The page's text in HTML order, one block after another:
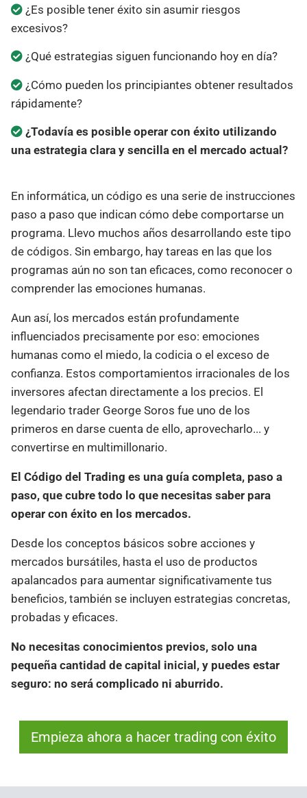
¿Es posible tener éxito sin asumir riesgos
excesivos?
¿Qué estrategias siguen funcionando hoy en día?
¿Cómo pueden los principiantes obtener resultados
rápidamente?
¿Todavía es posible operar con éxito utilizando
una estrategia clara y sencilla en el mercado actual?
En informática, un código es una serie de instrucciones
paso a paso que indican cómo debe comportarse un
programa. Llevo muchos años desarrollando este tipo
de códigos. Sin embargo, hay tareas en las que los
programas aún no son tan eficaces, como reconocer o
comprender las emociones humanas.
Aun así, los mercados están profundamente
influenciados precisamente por eso: emociones
humanas como el miedo, la codicia o el exceso de
confianza. Estos comportamientos irracionales de los
inversores afectan directamente a los precios. El
legendario trader George Soros fue uno de los
primeros en darse cuenta de ello, aprovecharlo... y
convertirse en multimillonario.
El Código del Trading es una guía completa, paso a
paso, que cubre todo lo que necesitas saber para
operar con éxito en los mercados.
Desde los conceptos básicos sobre acciones y
mercados bursátiles, hasta el uso de productos
apalancados para aumentar significativamente tus
beneficios, también se incluyen estrategias concretas,
probadas y eficaces.
No necesitas conocimientos previos, solo una
pequeña cantidad de capital inicial, y puedes estar
seguro: no será complicado ni aburrido.
Empieza ahora a hacer trading con éxito